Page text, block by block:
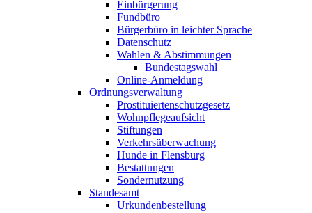
Einbürgerung
Fundbüro
Bürgerbüro in leichter Sprache
Datenschutz
Wahlen & Abstimmungen
Bundestagswahl
Online-Anmeldung
Ordnungsverwaltung
Prostituiertenschutzgesetz
Wohnpflegeaufsicht
Stiftungen
Verkehrsüberwachung
Hunde in Flensburg
Bestattungen
Sondernutzung
Standesamt
Urkundenbestellung